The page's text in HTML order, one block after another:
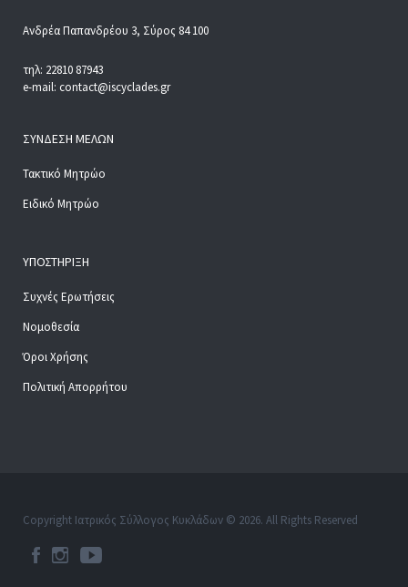
Ανδρέα Παπανδρέου 3, Σύρος 84 100
τηλ: 22810 87943
e-mail: contact@iscyclades.gr
ΣΎΝΔΕΣΗ ΜΕΛΏΝ
Τακτικό Μητρώο
Ειδικό Μητρώο
ΥΠΟΣΤΉΡΙΞΗ
Συχνές Ερωτήσεις
Νομοθεσία
Όροι Χρήσης
Πολιτική Απορρήτου
Copyright Ιατρικός Σύλλογος Κυκλάδων © 2026. All Rights Reserved